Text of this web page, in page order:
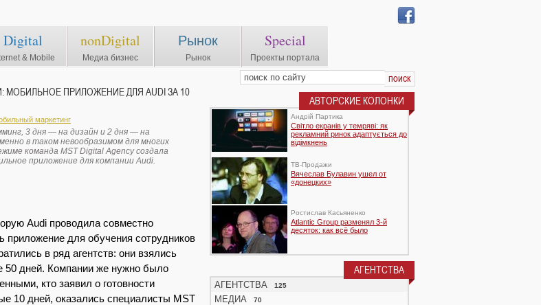
Digital
& Mobile
nonDigital
Медиа бизнес
Рынок
Рынок
Special
Проекты портала
МОБИЛЬНОЕ ПРИЛОЖЕНИЕ ДЛЯ AUDI ЗА 10
маркетинг
3 дня — на дизайн и 2 дня — на
в таком невообразимом для многих
команда MST Digital Agency создала
приложение для компании Audi.
Audi проводила совместно
приложение для обучения сотрудников
в ряд агентств: они взялись
50 дней. Компании же нужно было
кто заявил о готовности
10 дней, оказались специалисты MST
АВТОРСКИЕ КОЛОНКИ
Андрій Партика
Світло екранів у темряві: як
рекламний ринок адаптується до
відімкнень
TВ-Продажи
Вячеслав Булавин ушел от
«донецких»
Ростислав Касьяненко
Atlantic Group разменял 3-й
десяток: как всё было
АГЕНТСТВА
АГЕНТСТВА 125
МЕДИА 70